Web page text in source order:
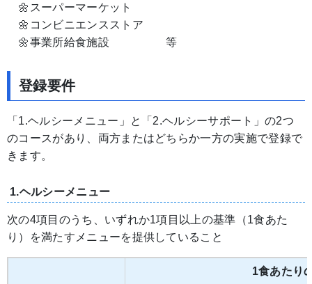
🌼スーパーマーケット
🌼コンビニエンスストア
🌼事業所給食施設 等
登録要件
「1.ヘルシーメニュー」と「2.ヘルシーサポート」の2つ
のコースがあり、両方またはどちらか一方の実施で登録で
きます。
1.ヘルシーメニュー
次の4項目のうち、いずれか1項目以上の基準（1食あた
り）を満たすメニューを提供していること
1食あたり